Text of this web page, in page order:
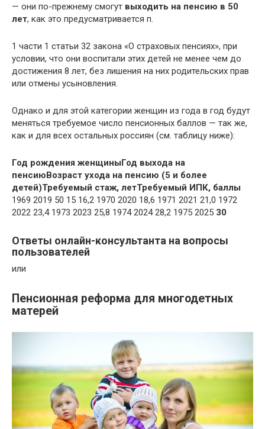
— они по-прежнему смогут выходить на пенсию в 50
лет, как это предусматривается п.
1 части 1 статьи 32 закона «О страховых пенсиях», при
условии, что они воспитали этих детей не менее чем до
достижения 8 лет, без лишения на них родительских прав
или отмены усыновления.
Однако и для этой категории женщин из года в год будут
меняться требуемое число пенсионных баллов — так же,
как и для всех остальных россиян (см. таблицу ниже):
Год рождения женщиныГод выхода на
пенсиюВозраст ухода на пенсию (5 и более
детей)Требуемый стаж, летТребуемый ИПК, баллы
1969 2019 50 15 16,2 1970 2020 18,6 1971 2021 21,0 1972
2022 23,4 1973 2023 25,8 1974 2024 28,2 1975 2025 30
Ответы онлайн-консультанта на вопросы
пользователей
или
Пенсионная реформа для многодетных
матерей